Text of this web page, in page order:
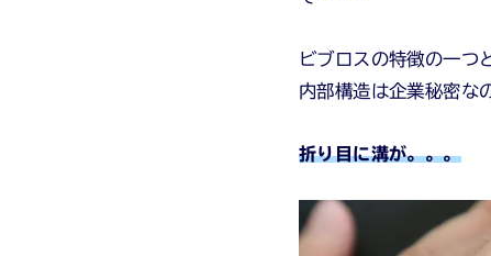
ビブロスの特徴の一つ
内部構造は企業秘密な
折り目に溝が。。。